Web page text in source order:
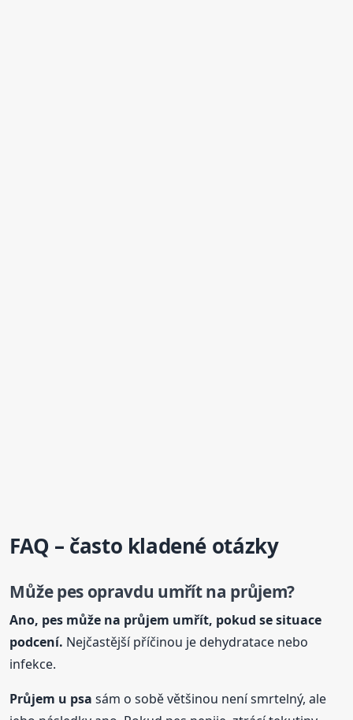
FAQ – často kladené otázky
Může pes opravdu umřít na průjem?
Ano, pes může na průjem umřít, pokud se situace
podcení. Nejčastější příčinou je dehydratace nebo
infekce.
Průjem u psa sám o sobě většinou není smrtelný, ale